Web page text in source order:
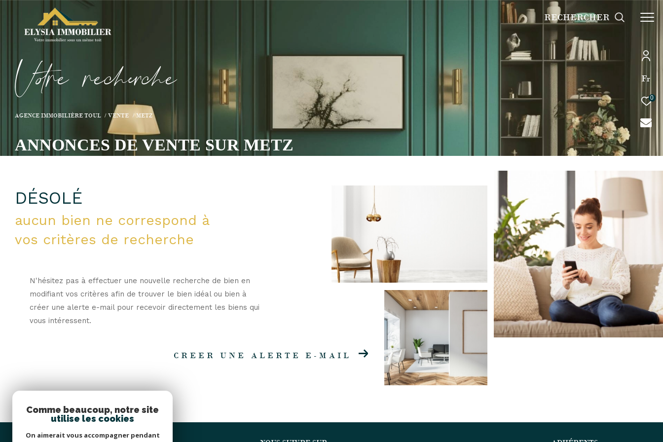
Fr
0
RECHERCHER
Vore recece
AGENCE IMMOBILIÈRE TOUL VENTE METZ
ANNONCES DE VENTE SUR METZ
DÉSOLÉ
aucun bien ne correspond à
vos critères de recherche
N'hésitez pas à effectuer une nouvelle recherche de bien en
modifiant vos critères afin de trouver le bien idéal ou bien à
créer une alerte e-mail pour recevoir directement les biens qui
vous intéressent.
CREER UNE ALERTE E-MAIL
Comme beaucoup, notre site
utilise les cookies
On aimerait vous accompagner pendant